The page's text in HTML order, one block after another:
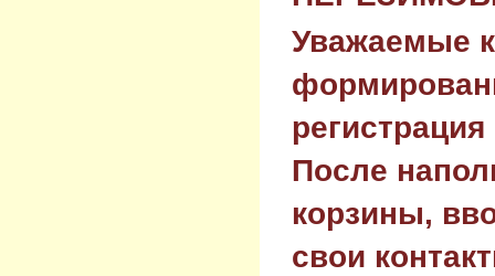
Уважаемые
После
корзины,
свои